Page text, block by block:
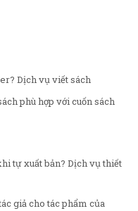
Dịch vụ viết sách
phù hợp với cuốn sách
tự xuất bản? Dịch vụ thiết
giả cho tác phẩm của